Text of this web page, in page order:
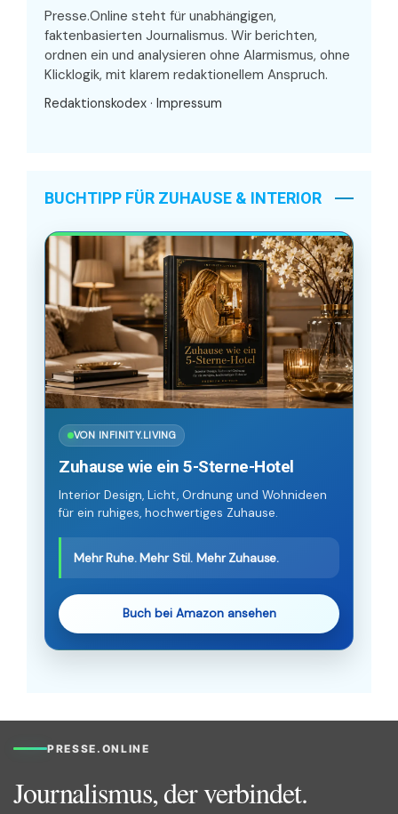
Presse.Online steht für unabhängigen,
faktenbasierten Journalismus. Wir berichten,
ordnen ein und analysieren ohne Alarmismus, ohne
Klicklogik, mit klarem redaktionellem Anspruch.
Redaktionskodex · Impressum
BUCHTIPP FÜR ZUHAUSE & INTERIOR
VON INFINITY.LIVING
Zuhause wie ein 5-Sterne-Hotel
Interior Design, Licht, Ordnung und Wohnideen
für ein ruhiges, hochwertiges Zuhause.
Mehr Ruhe. Mehr Stil. Mehr Zuhause.
Buch bei Amazon ansehen
PRESSE.ONLINE
Journalismus, der verbindet.